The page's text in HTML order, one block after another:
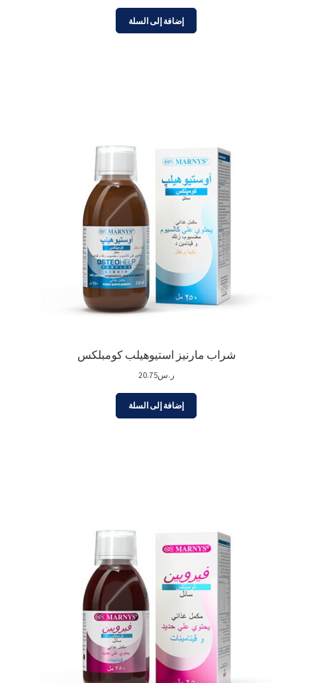
إضافة إلى السلة
شراب مارنيز استيوهيلب كومبلكس
ر.س20.75
إضافة إلى السلة